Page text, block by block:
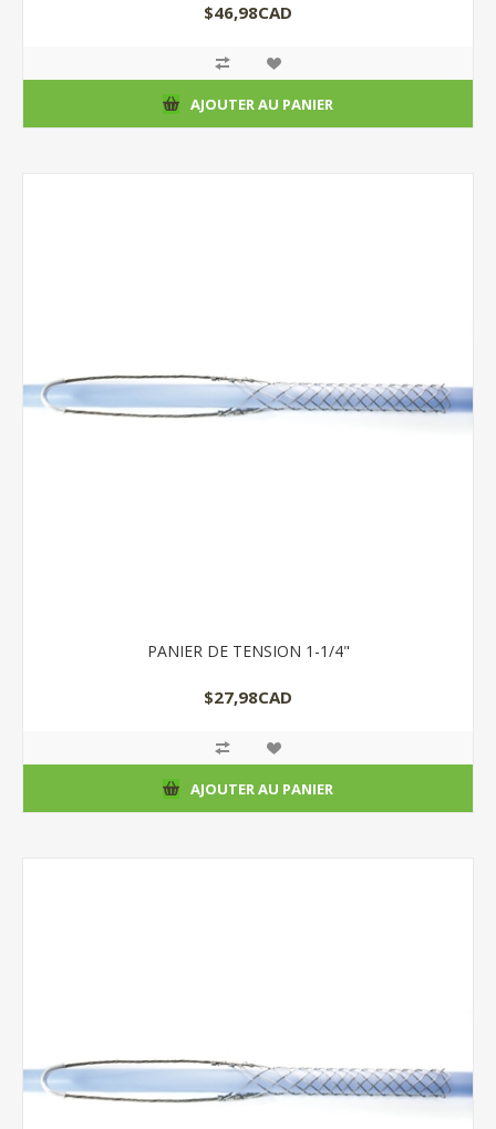
$46,98CAD
AJOUTER AU PANIER
PANIER DE TENSION 1-1/4"
$27,98CAD
AJOUTER AU PANIER